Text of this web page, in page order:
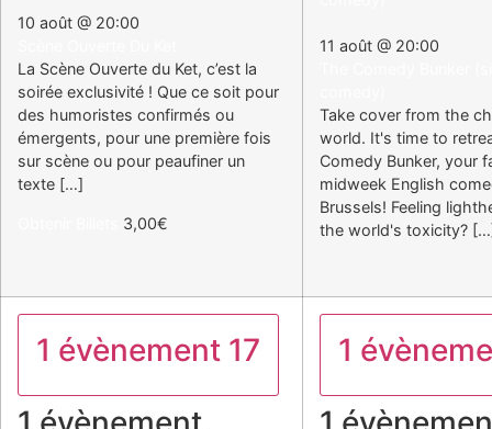
10 août @ 20:00
La Scène Ouverte du Ket, c’est la
soirée exclusivité ! Que ce soit pour
des humoristes confirmés ou
émergents, pour une première fois
sur scène ou pour peaufiner un
texte […]
3,00€
11 août @ 20:00
Take cover from the
world. It's time to
Comedy Bunker, your
midweek English
Brussels! Feeling
the world's toxicity?
1 évènement 17
1